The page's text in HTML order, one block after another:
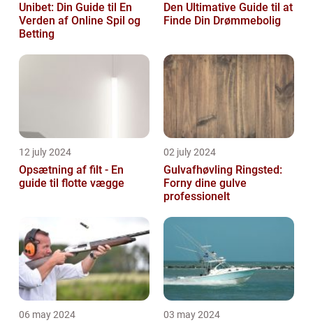
Unibet: Din Guide til En
Verden af Online Spil og
Betting
Den Ultimative Guide til at
Finde Din Drømmebolig
12 july 2024
Opsætning af filt - En
guide til flotte vægge
02 july 2024
Gulvafhøvling Ringsted:
Forny dine gulve
professionelt
06 may 2024 03 may 2024